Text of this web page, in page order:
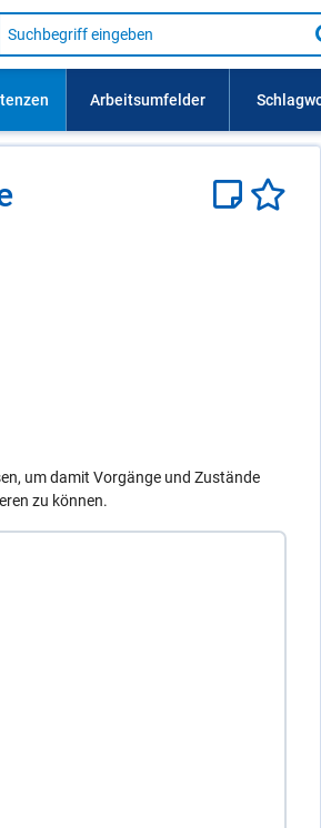
Suche
nach
um damit Vorgänge und Zustände
zu können.